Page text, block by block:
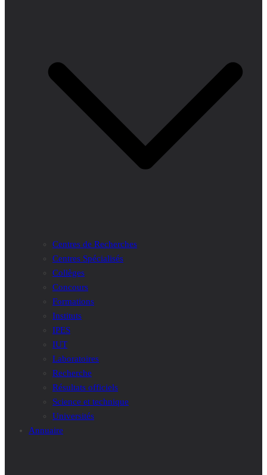
Centres de Recherches
Centres Spécialisés
Collèges
Concours
Formations
Instituts
IPES
IUT
Laboratoires
Recherche
Résultats officiels
Science et technique
Universités
Annuaire